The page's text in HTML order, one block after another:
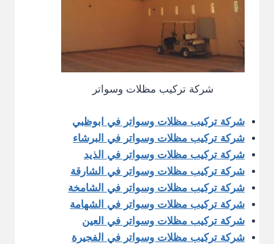
شركة تركيب مظلات وسواتر
شركة تركيب مظلات وسواتر في ابوظبي
شركة تركيب مظلات وسواتر في البرشاء
شركة تركيب مظلات وسواتر في الذيد
شركة تركيب مظلات وسواتر في الشارقة
شركة تركيب مظلات وسواتر في الشامخة
شركة تركيب مظلات وسواتر في الشهامة
شركة تركيب مظلات وسواتر في العين
شركة تركيب مظلات وسواتر في الفجيرة